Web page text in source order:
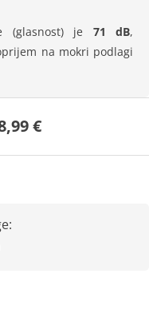
(glasnost) je 71 dB,
na mokri podlagi
€